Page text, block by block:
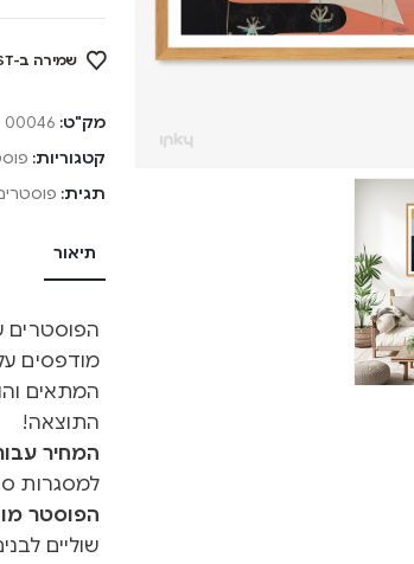
שמירה ב-WISHLIST
מק"ט: 00046
קטגוריות:
תגית:
תיאור
מודפסים
המתאים
התוצאה!
המחיר
למסגרות
הפוסטר
שוליים